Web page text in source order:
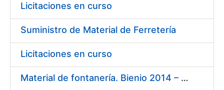
Licitaciones en curso
Suministro de Material de Ferretería
Licitaciones en curso
Material de fontanería. Bienio 2014 – 2015